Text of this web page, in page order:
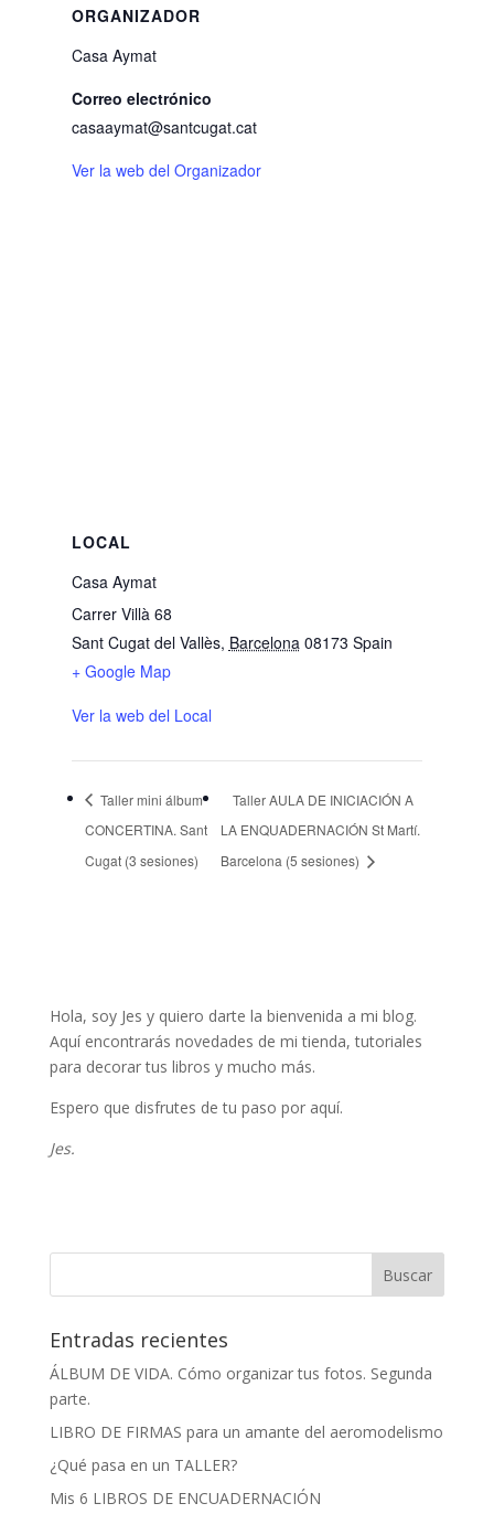
ORGANIZADOR
Casa Aymat
Correo electrónico
casaaymat@santcugat.cat
Ver la web del Organizador
LOCAL
Casa Aymat
Carrer Villà 68
Sant Cugat del Vallès, Barcelona 08173 Spain
+ Google Map
Ver la web del Local
Taller mini álbum
CONCERTINA. Sant
Cugat (3 sesiones)
Taller AULA DE INICIACIÓN A
LA ENQUADERNACIÓN St Martí.
Barcelona (5 sesiones)
Hola, soy Jes y quiero darte la bienvenida a mi blog.
Aquí encontrarás novedades de mi tienda, tutoriales
para decorar tus libros y mucho más.
Espero que disfrutes de tu paso por aquí.
Jes.
Entradas recientes
ÁLBUM DE VIDA. Cómo organizar tus fotos. Segunda
parte.
LIBRO DE FIRMAS para un amante del aeromodelismo
¿Qué pasa en un TALLER?
Mis 6 LIBROS DE ENCUADERNACIÓN